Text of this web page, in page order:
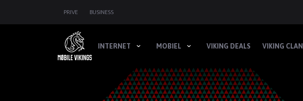
PRIVE BUSINESS
INTERNET MOBIEL VIKING DEALS VIKING CLAN